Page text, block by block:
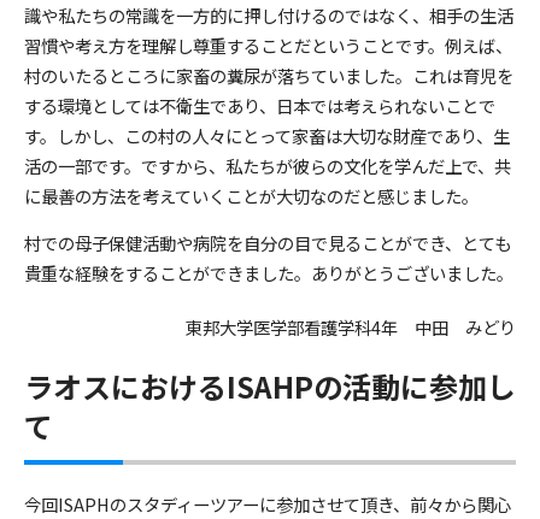
識や私たちの常識を一方的に押し付けるのではなく、相手の生活
習慣や考え方を理解し尊重することだということです。例えば、
村のいたるところに家畜の糞尿が落ちていました。これは育児を
する環境としては不衛生であり、日本では考えられないことで
す。しかし、この村の人々にとって家畜は大切な財産であり、生
活の一部です。ですから、私たちが彼らの文化を学んだ上で、共
に最善の方法を考えていくことが大切なのだと感じました。
村での母子保健活動や病院を自分の目で見ることができ、とても
貴重な経験をすることができました。ありがとうございました。
東邦大学医学部看護学科4年 中田 みどり
ラオスにおけるISAHPの活動に参加し
て
今回ISAPHのスタディーツアーに参加させて頂き、前々から関心